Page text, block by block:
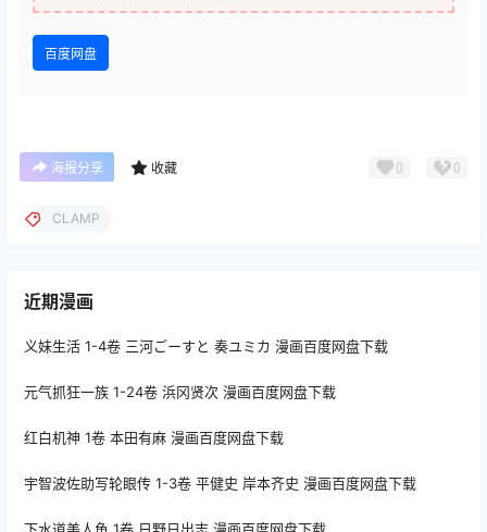
百度网盘
海报分享 收藏 0 0
CLAMP
近期漫画
义妹生活 1-4卷 三河ごーすと 奏ユミカ 漫画百度网盘下载
元气抓狂一族 1-24卷 浜冈贤次 漫画百度网盘下载
红白机神 1卷 本田有麻 漫画百度网盘下载
宇智波佐助写轮眼传 1-3卷 平健史 岸本齐史 漫画百度网盘下载